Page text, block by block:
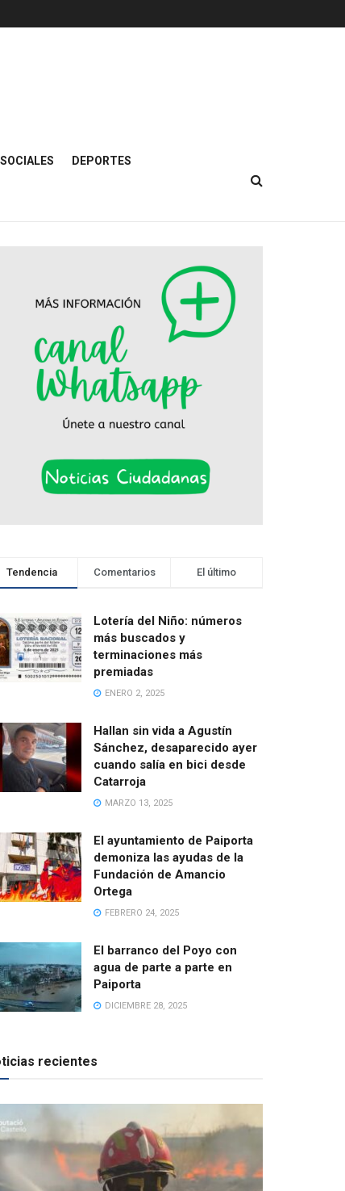
DEPORTES
Tendencia Comentarios El último
Lotería del Niño: números
más buscados y
terminaciones más
premiadas
ENERO 2, 2025
Hallan sin vida a Agustín
Sánchez, desaparecido ayer
cuando salía en bici desde
Catarroja
MARZO 13, 2025
El ayuntamiento de Paiporta
demoniza las ayudas de la
Fundación de Amancio
Ortega
FEBRERO 24, 2025
El barranco del Poyo con
agua de parte a parte en
Paiporta
DICIEMBRE 28, 2025
recientes